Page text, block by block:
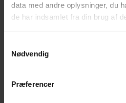
data med andre oplysninger, du
de har indsamlet fra din brug af
Nødvendig
Præferencer
Anvendelse:
Nordic Alfalfa Fiberkan med fordel
indhold af stivelse. Dette bidrager til
præstation. Fiber er en vigtig del af